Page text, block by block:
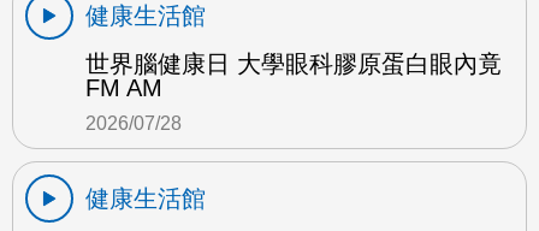
健康生活館
世界腦健康日 大學眼科膠原蛋白眼內竟
FM AM
2026/07/28
健康生活館